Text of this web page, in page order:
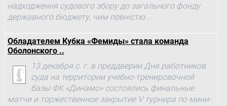
надходження судового збору до загального фонду
державного бюджету, чим повністю ...
Обладателем Кубка «Фемиды» стала команда
Оболонского ..
13 декабря с. г. в преддверии Дня работников
суда на территории учебно-тренировочной
базы ФК «Динамо» состоялись финальные
матчи и торжественное закрытие V турнира по мини-